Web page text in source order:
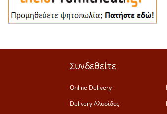
Συνδεθείτε
Online Delivery
Delivery Αλυσίδες